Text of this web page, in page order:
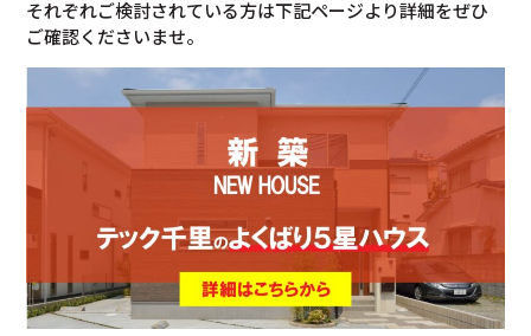
それぞれご検討されている方は下記ページより詳細をぜひ
ご確認くださいませ。